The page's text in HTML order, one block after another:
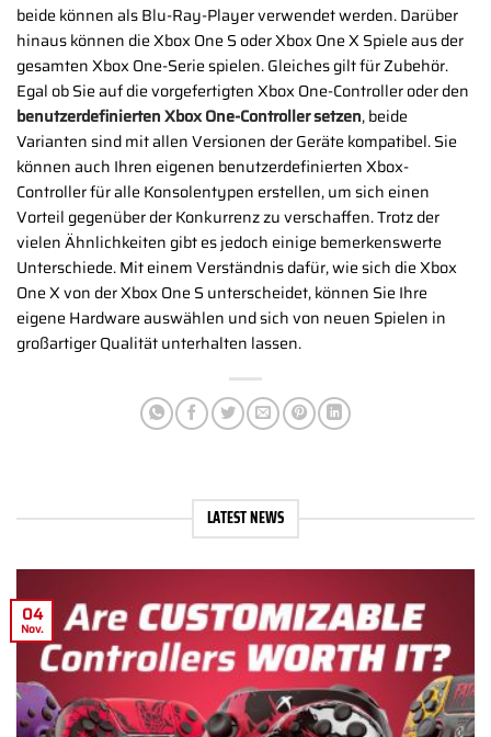
beide können als Blu-Ray-Player verwendet werden. Darüber
hinaus können die Xbox One S oder Xbox One X Spiele aus der
gesamten Xbox One-Serie spielen. Gleiches gilt für Zubehör.
Egal ob Sie auf die vorgefertigten Xbox One-Controller oder den
benutzerdefinierten Xbox One-Controller setzen, beide
Varianten sind mit allen Versionen der Geräte kompatibel. Sie
können auch Ihren eigenen benutzerdefinierten Xbox-
Controller für alle Konsolentypen erstellen, um sich einen
Vorteil gegenüber der Konkurrenz zu verschaffen. Trotz der
vielen Ähnlichkeiten gibt es jedoch einige bemerkenswerte
Unterschiede. Mit einem Verständnis dafür, wie sich die Xbox
One X von der Xbox One S unterscheidet, können Sie Ihre
eigene Hardware auswählen und sich von neuen Spielen in
großartiger Qualität unterhalten lassen.
LATEST NEWS
04
Nov.